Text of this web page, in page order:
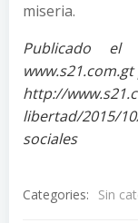
miseria.
Publicado
http://
libertad/2015/
sociales
Categories: Sin